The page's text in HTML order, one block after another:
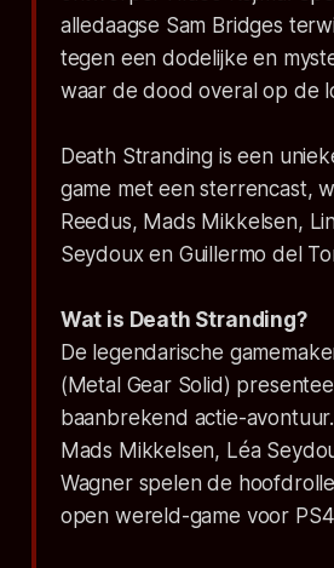
alledaagse Sam Bridges
tegen een dodelijke en
waar de dood overal op de
Death Stranding is een
game met een sterrencast,
Reedus, Mads Mikkelsen,
Seydoux en Guillermo del
Wat is Death Stranding?
De legendarische
(Metal Gear Solid)
baanbrekend actie-
Mads Mikkelsen, Léa
Wagner spelen de
open wereld-game voor